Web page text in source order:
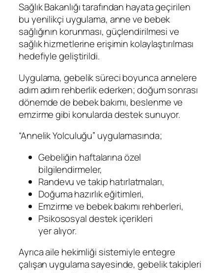
Sağlık Bakanlığı tarafından hayata geçirilen
bu yenilikçi uygulama, anne ve bebek
sağlığının korunması, güçlendirilmesi ve
sağlık hizmetlerine erişimin kolaylaştırılması
hedefiyle geliştirildi.
Uygulama, gebelik süreci boyunca annelere
adım adım rehberlik ederken; doğum sonrası
dönemde de bebek bakımı, beslenme ve
emzirme gibi konularda destek sunuyor.
“Annelik Yolculuğu” uygulamasında;
Gebeliğin haftalarına özel
bilgilendirmeler,
Randevu ve takip hatırlatmaları,
Doğuma hazırlık eğitimleri,
Emzirme ve bebek bakımı rehberleri,
Psikososyal destek içerikleri
yer alıyor.
Ayrıca aile hekimliği sistemiyle entegre
çalışan uygulama sayesinde, gebelik takipleri